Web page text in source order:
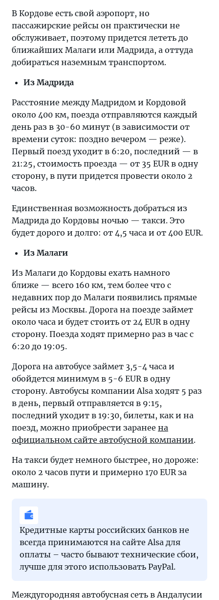
В Кордове есть свой аэропорт, но
пассажирские рейсы он практически не
обслуживает, поэтому придется лететь до
ближайших Малаги или Мадрида, а оттуда
добираться наземным транспортом.
Из Мадрида
Расстояние между Мадридом и Кордовой
около 400 км, поезда отправляются каждый
день раз в 30-60 минут (в зависимости от
времени суток: поздно вечером — реже).
Первый поезд уходит в 6:20, последний — в
21:25, стоимость проезда — от 35 EUR в одну
сторону, в пути придется провести около 2
часов.
Единственная возможность добраться из
Мадрида до Кордовы ночью — такси. Это
будет дорого и долго: от 4,5 часа и от 400 EUR.
Из Малаги
Из Малаги до Кордовы ехать намного
ближе — всего 160 км, тем более что с
недавних пор до Малаги появились прямые
рейсы из Москвы. Дорога на поезде займет
около часа и будет стоить от 24 EUR в одну
сторону. Поезда ходят примерно раз в час с
6:20 до 19:05.
Дорога на автобусе займет 3,5-4 часа и
обойдется минимум в 5-6 EUR в одну
сторону. Автобусы компании Alsa ходят 5 раз
в день, первый отправляется в 9:15,
последний уходит в 19:30, билеты, как и на
поезд, можно приобрести заранее на
официальном сайте автобусной компании.
На такси будет немного быстрее, но дороже:
около 2 часов пути и примерно 170 EUR за
машину.
Кредитные карты российских банков не
всегда принимаются на сайте Alsa для
оплаты – часто бывают технические сбои,
лучше для этого использовать PayPal.
Междугородняя автобусная сеть в Андалусии